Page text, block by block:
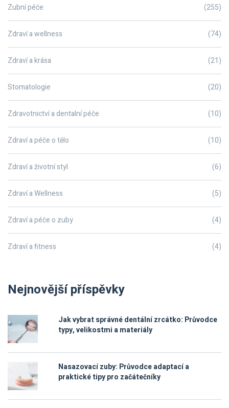
Zubní péče (255)
Zdraví a wellness (74)
Zdraví a krása (21)
Stomatologie (20)
Zdravotnictví a dentalní péče (10)
Zdraví a péče o tělo (10)
Zdraví a životní styl (6)
Zdraví a Wellness (5)
Zdraví a péče o zuby (4)
Zdraví a fitness (4)
Nejnovější příspěvky
Jak vybrat správné dentální zrcátko: Průvodce
typy, velikostmi a materiály
Nasazovací zuby: Průvodce adaptací a
praktické tipy pro začátečníky